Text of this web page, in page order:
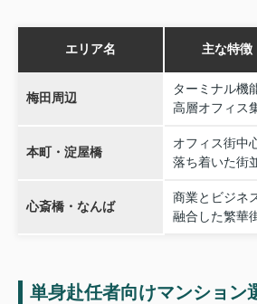
エリア名 主な特徴
梅田周辺
ターミナル機
高層オフィス
本町・淀屋橋
オフィス街中
落ち着いた街
心斎橋・なんば
商業とビジネ
融合した繁華
単身赴任者向けマンション